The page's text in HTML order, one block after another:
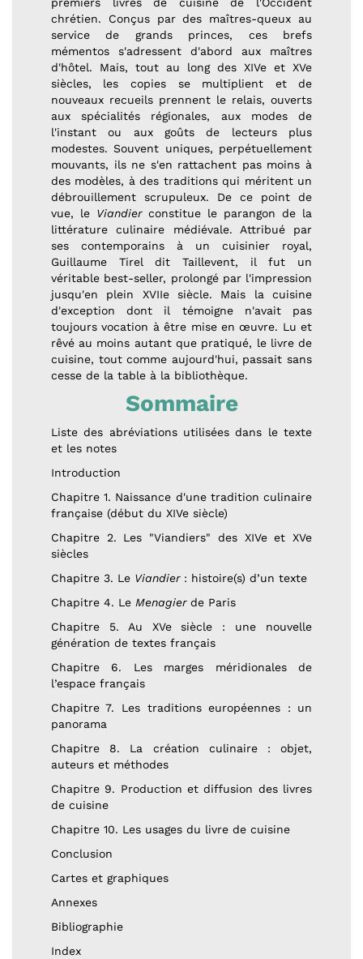
premiers livres de cuisine de l'Occident
chrétien. Conçus par des maîtres-queux au
service de grands princes, ces brefs
mémentos s'adressent d'abord aux maîtres
d'hôtel. Mais, tout au long des XIVe et XVe
siècles, les copies se multiplient et de
nouveaux recueils prennent le relais, ouverts
aux spécialités régionales, aux modes de
l'instant ou aux goûts de lecteurs plus
modestes. Souvent uniques, perpétuellement
mouvants, ils ne s'en rattachent pas moins à
des modèles, à des traditions qui méritent un
débrouillement scrupuleux. De ce point de
vue, le Viandierconstitue le parangon de la
littérature culinaire médiévale. Attribué par
ses contemporains à un cuisinier royal,
Guillaume Tirel dit Taillevent, il fut un
véritable best-seller, prolongé par l'impression
jusqu'en plein XVIIe siècle. Mais la cuisine
d'exception dont il témoigne n'avait pas
toujours vocation à être mise en œuvre. Lu et
rêvé au moins autant que pratiqué, le livre de
cuisine, tout comme aujourd'hui, passait sans
cesse de la table à la bibliothèque.
Sommaire
Liste des abréviations utilisées dans le texte
et les notes
Introduction
Chapitre 1. Naissance d'une tradition culinaire
française (début du XIVe siècle)
Chapitre 2. Les "Viandiers" des XIVe et XVe
siècles
Chapitre 3. Le Viandier: histoire(s) d’un texte
Chapitre 4. Le Menagierde Paris
Chapitre 5. Au XVe siècle : une nouvelle
génération de textes français
Chapitre 6. Les marges méridionales de
l’espace français
Chapitre 7. Les traditions européennes : un
panorama
Chapitre 8. La création culinaire : objet,
auteurs et méthodes
Chapitre 9. Production et diffusion des livres
de cuisine
Chapitre 10. Les usages du livre de cuisine
Conclusion
Cartes et graphiques
Annexes
Bibliographie
Index